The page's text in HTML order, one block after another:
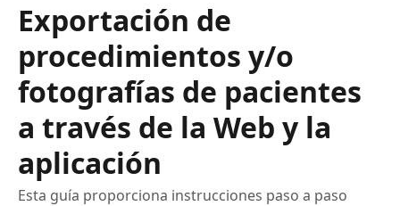
Exportación de
procedimientos y/o
fotografías de pacientes
a través de la Web y la
aplicación
Esta guía proporciona instrucciones paso a paso